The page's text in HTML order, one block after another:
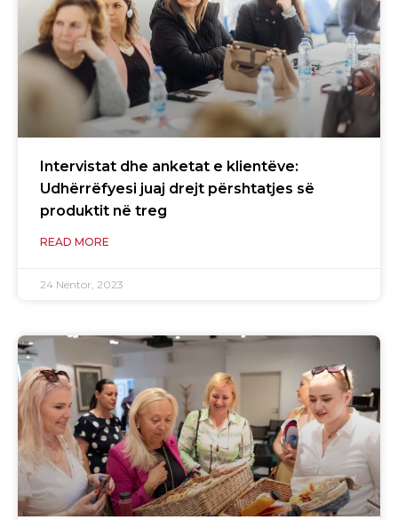
Intervistat dhe anketat e klientëve:
Udhërrëfyesi juaj drejt përshtatjes së
produktit në treg
READ MORE
24 Nëntor, 2023